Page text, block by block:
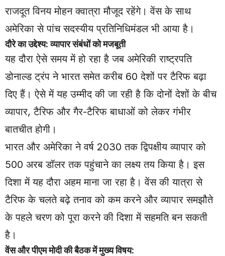
राजदूत विनय मोहन क्वात्रा मौजूद रहेंगे। वेंस के साथ
अमेरिका से पांच सदस्यीय प्रतिनिधिमंडल भी आया है।
दौरे का उद्देश्य: व्यापार संबंधों को मजबूती
यह दौरा ऐसे समय में हो रहा है जब अमेरिकी राष्ट्रपति
डोनाल्ड ट्रंप ने भारत समेत करीब 60 देशों पर टैरिफ बढ़ा
दिए हैं। ऐसे में यह उम्मीद की जा रही है कि दोनों देशों के बीच
व्यापार, टैरिफ और गैर-टैरिफ बाधाओं को लेकर गंभीर
बातचीत होगी।
भारत और अमेरिका ने वर्ष 2030 तक द्विपक्षीय व्यापार को
500 अरब डॉलर तक पहुंचाने का लक्ष्य तय किया है। इस
दिशा में यह दौरा अहम माना जा रहा है। वेंस की यात्रा से
टैरिफ के चलते बढ़े तनाव को कम करने और व्यापार समझौते
के पहले चरण को पूरा करने की दिशा में सहमति बन सकती
है।
वेंस और पीएम मोदी की बैठक में मुख्य विषय: